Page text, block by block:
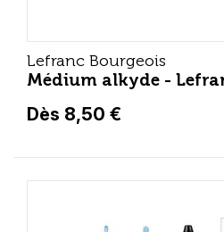
Lefranc Bourgeois
Médium alkyde -
Dès 8,50 €